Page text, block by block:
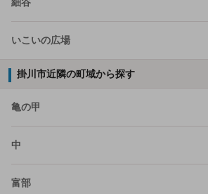
細谷
いこいの広場
掛川市近隣の町域から探す
亀の甲
中
富部